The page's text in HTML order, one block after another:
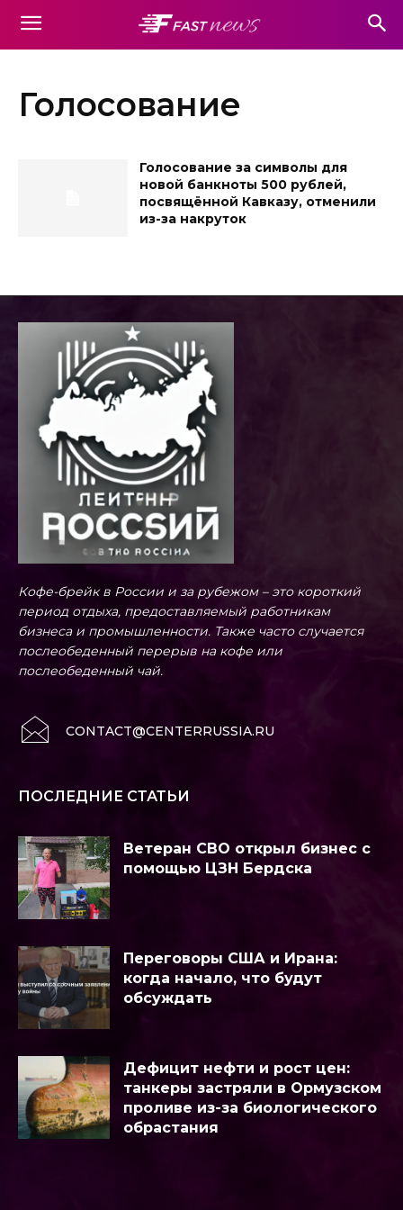
Голосование
Голосование за символы для
новой банкноты 500 рублей,
посвящённой Кавказу, отменили
из-за накруток
Кофе-брейк в России и за рубежом – это короткий
период отдыха, предоставляемый работникам
бизнеса и промышленности. Также часто случается
послеобеденный перерыв на кофе или
послеобеденный чай.
CONTACT@CENTERRUSSIA.RU
ПОСЛЕДНИЕ СТАТЬИ
Ветеран СВО открыл бизнес с
помощью ЦЗН Бердска
Переговоры США и Ирана:
когда начало, что будут
обсуждать
Дефицит нефти и рост цен:
танкеры застряли в Ормузском
проливе из-за биологического
обрастания